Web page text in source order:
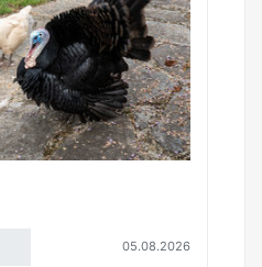
05.08.2026